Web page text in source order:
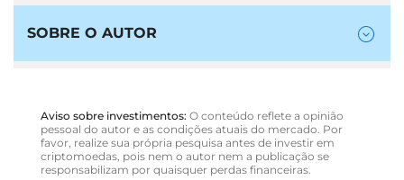
SOBRE O AUTOR
Aviso sobre investimentos: O conteúdo reflete a opinião
pessoal do autor e as condições atuais do mercado. Por
favor, realize sua própria pesquisa antes de investir em
criptomoedas, pois nem o autor nem a publicação se
responsabilizam por quaisquer perdas financeiras.